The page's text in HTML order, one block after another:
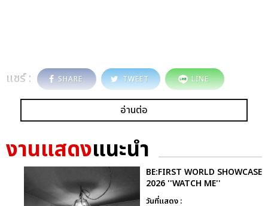
แชร์ : SHARE TWEET LINE
อ่านต่อ
งานแสดงแนะนำ
BE:FIRST WORLD SHOWCASE
2026 ''WATCH ME''
วันที่แสดง :